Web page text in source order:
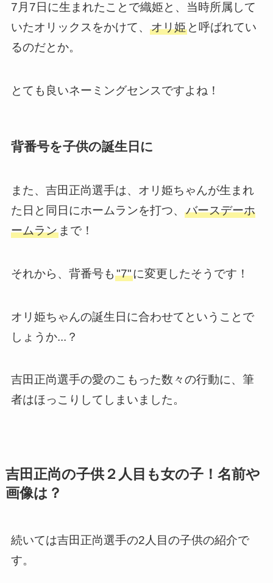
7月7日に生まれたことで織姫と、当時所属して
いたオリックスをかけて、 オリ姫と呼ばれてい
るのだとか。
とても良いネーミングセンスですよね！
背番号を子供の誕生日に
また、吉田正尚選手は、オリ姫ちゃんが生まれ
た日と同日にホームランを打つ、 バースデーホ
ームランまで！
それから、背番号も "7"に変更したそうです！
オリ姫ちゃんの誕生日に合わせてということで
しょうか...？
吉田正尚選手の愛のこもった数々の行動に、筆
者はほっこりしてしまいました。
吉田正尚の子供２人目も女の子！名前や
画像は？
続いては吉田正尚選手の2人目の子供の紹介で
す。